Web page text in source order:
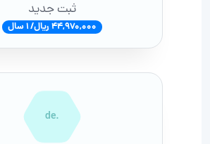
ثبت جدید
44,970,000 ریال/ 1 سال
.de